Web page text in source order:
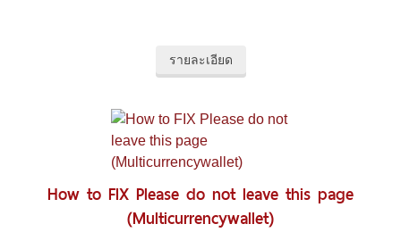
รายละเอียด
How to FIX Please do not leave this page
(Multicurrencywallet)